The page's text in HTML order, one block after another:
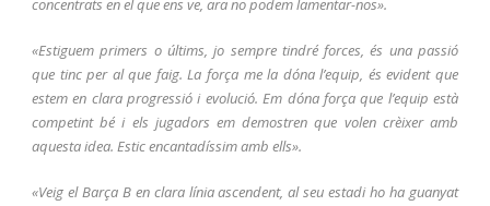
concentrats en el que ens ve, ara no podem lamentar-nos».
«Estiguem primers o últims, jo sempre tindré forces, és una passió
que tinc per al que faig. La força me la dóna l’equip, és evident que
estem en clara progressió i evolució. Em dóna força que l’equip està
competint bé i els jugadors em demostren que volen crèixer amb
aquesta idea. Estic encantadíssim amb ells».
«Veig el Barça B en clara línia ascendent, al seu estadi ho ha guanyat